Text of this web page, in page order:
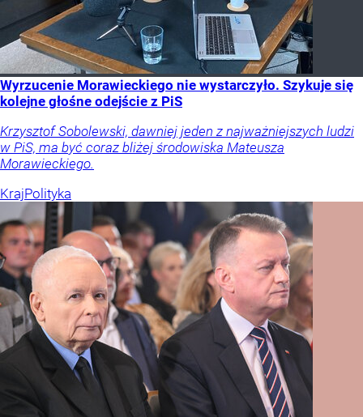
Wyrzucenie Morawieckiego nie wystarczyło. Szykuje się
kolejne głośne odejście z PiS
Krzysztof Sobolewski, dawniej jeden z najważniejszych ludzi
w PiS, ma być coraz bliżej środowiska Mateusza
Morawieckiego.
KrajPolityka